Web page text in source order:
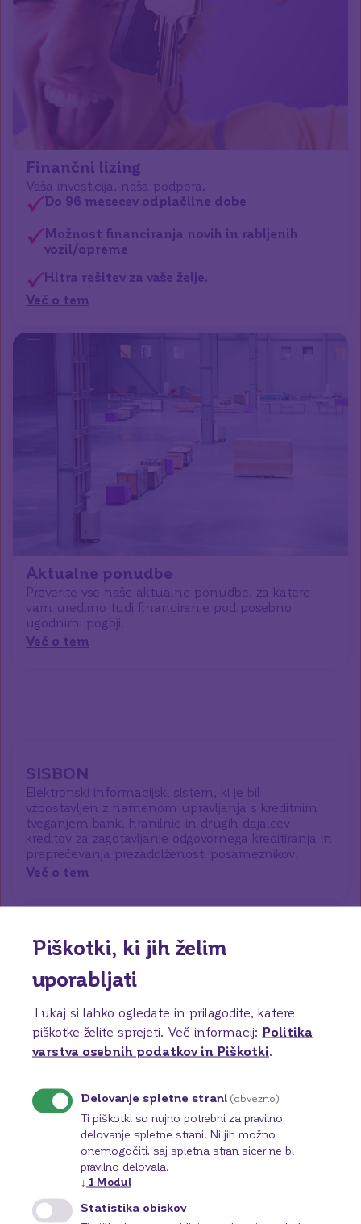
Finančni lizing
Do 96 mesecev odplačilne dobe
Možnost financiranja novih in rabljenih
vozil/opreme
Hitra rešitev za vaše želje.
Več o tem
Aktualne ponudbe
Preverite vse naše aktualne ponudbe, za katere
vam uredimo tudi financiranje pod posebno
ugodnimi pogoji.
Več o tem
SISBON
Elektronski informacijski sistem, ki je bil
vzpostavljen z namenom upravljanja s kreditnim
tveganjem bank, hranilnic in drugih dajalcev
kreditov za zagotavljanje odgovornega kreditiranja in
preprečevanja prezadolženosti posameznikov.
Več o tem
Pravilniki
Pravilnik o internem pritožbenem postopku in
izvensodnem reševanju sporov.
Več o tem
Piškotki, ki jih želim
uporabljati
Tukaj si lahko ogledate in prilagodite, katere
piškotke želite sprejeti. Več informacij: Politika
varstva osebnih podatkov in Piškotki
Delovanje spletne strani (obvezno)
Ti piškotki so nujno potrebni za pravilno
delovanje spletne strani. Ni jih možno
onemogočiti, saj spletna stran sicer ne bi
pravilno delovala.
↓ 1 Modul
Statistika obiskov